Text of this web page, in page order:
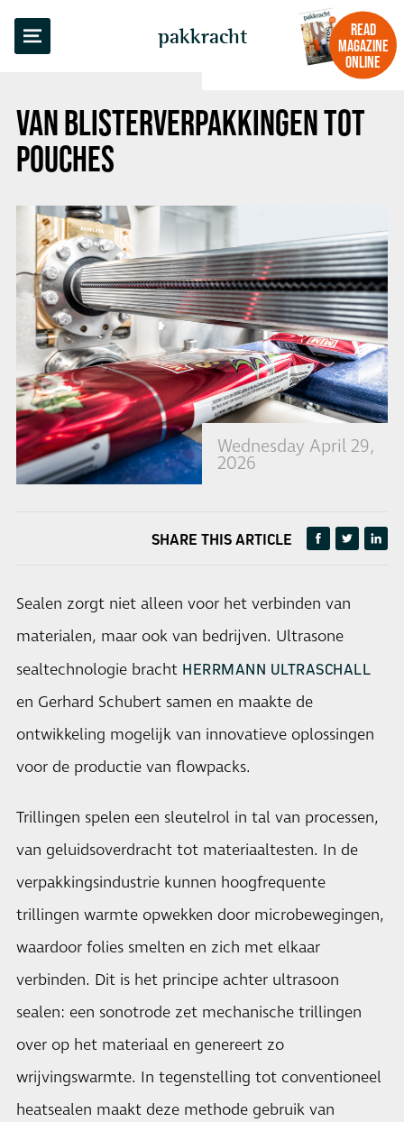
pakkracht
READ
MAGAZINE
ONLINE
VAN BLISTERVERPAKKINGEN TOT
POUCHES
Wednesday April 29,
2026
BACK TO OVERVIEW
SHARE THIS ARTICLE
Sealen zorgt niet alleen voor het verbinden van
materialen, maar ook van bedrijven. Ultrasone
sealtechnologie bracht HERRMANN ULTRASCHALL
en Gerhard Schubert samen en maakte de
ontwikkeling mogelijk van innovatieve oplossingen
voor de productie van flowpacks.
Trillingen spelen een sleutelrol in tal van processen,
van geluidsoverdracht tot materiaaltesten. In de
verpakkingsindustrie kunnen hoogfrequente
trillingen warmte opwekken door microbewegingen,
waardoor folies smelten en zich met elkaar
verbinden. Dit is het principe achter ultrasoon
sealen: een sonotrode zet mechanische trillingen
over op het materiaal en genereert zo
wrijvingswarmte. In tegenstelling tot conventioneel
heatsealen maakt deze methode gebruik van